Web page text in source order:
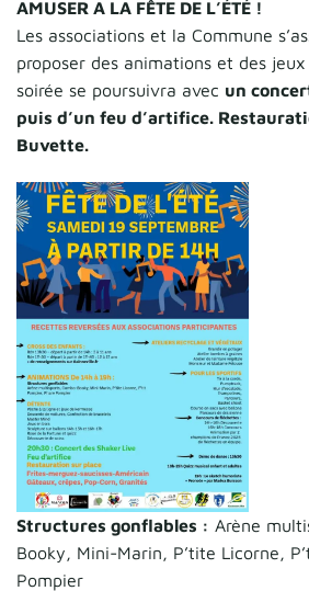
AMUSER A LA FÊTE DE L’ÉTÉ !
Les associations et la Commune
proposer des animations et des jeux
soirée se poursuivra avec un
puis d’un feu d’artifice.
Buvette.
Structures gonflables : Arène
Booky, Mini-Marin, P’tite Licorne,
Pompier